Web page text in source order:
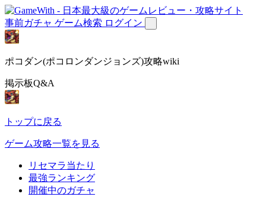
事前ガチャ ゲーム検索 ログイン
ポコダン(ポコロンダンジョンズ)攻略wiki
掲示板Q&A
トップに戻る
ゲーム攻略一覧を見る
リセマラ当たり
最強ランキング
開催中のガチャ